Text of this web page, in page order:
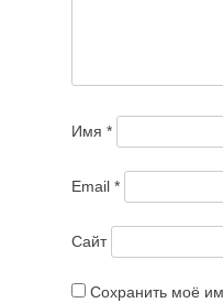
Имя *
Email *
Сайт
Сохранить моё